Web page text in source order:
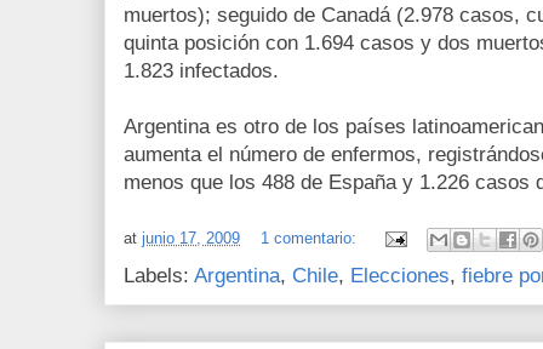
muertos); seguido de Canadá (2.978 casos,
quinta posición con 1.694 casos y dos
1.823 infectados.
Argentina es otro de los países
aumenta el número de enfermos,
menos que los 488 de España y 1.226 casos
at junio 17, 2009 1 comentario:
Labels: Argentina, Chile, Elecciones, fiebre